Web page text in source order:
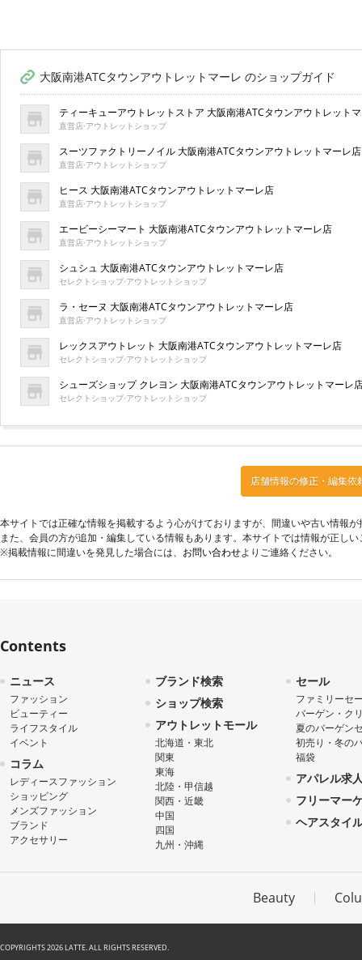
大阪南港ATCタウンアウトレットマーレ のショップガイド
ティーキューアウトレットストア 大阪南港ATCタウンアウトレット
直営店·アウトレットショップ
スーツファクトリーノイル 大阪南港ATCタウンアウトレットマーレ店
直営店·アウトレットショップ
ヒース 大阪南港ATCタウンアウトレットマーレ店
直営店·アウトレットショップ
エービーシーマート 大阪南港ATCタウンアウトレットマーレ店
直営店·アウトレットショップ
シュシュ 大阪南港ATCタウンアウトレットマーレ店
セレクトショップ·アウトレットショップ
ラ・セーヌ 大阪南港ATCタウンアウトレットマーレ店
直営店·アウトレットショップ
レックスアウトレット 大阪南港ATCタウンアウトレットマーレ店
セレクトショップ·アウトレットショップ
シューズショップ クレヨン 大阪南港ATCタウンアウトレットマーレ
セレクトショップ·アウトレットショップ
店舗情報の修正・編集依
本サイトでは正確な情報を掲載するよう心がけておりますが、間違いや古い情報
また、会員の方が追加・編集している情報もあります。本サイトでは情報が正し
※掲載情報に間違いを発見した場合には、 お問い合わせよりご連絡ください。
Contents
ニュース
ファッション
ビューティー
ライフスタイル
イベント
コラム
レディースファッション
ショッピング
メンズファッション
ブランド
アクセサリー
ブランド検索
ショップ検索
アウトレットモール
北海道・東北
関東
東海
北陸・甲信越
関西・近畿
中国
四国
九州・沖縄
セール
ファミリーセ
バーゲン・ク
夏のバーゲン
初売り・冬の
福袋
アパレル求
フリーマー
ヘアスタイ
Beauty
COPYRIGHTS 2026 LATTE. ALL RIGHTS RESERVED.